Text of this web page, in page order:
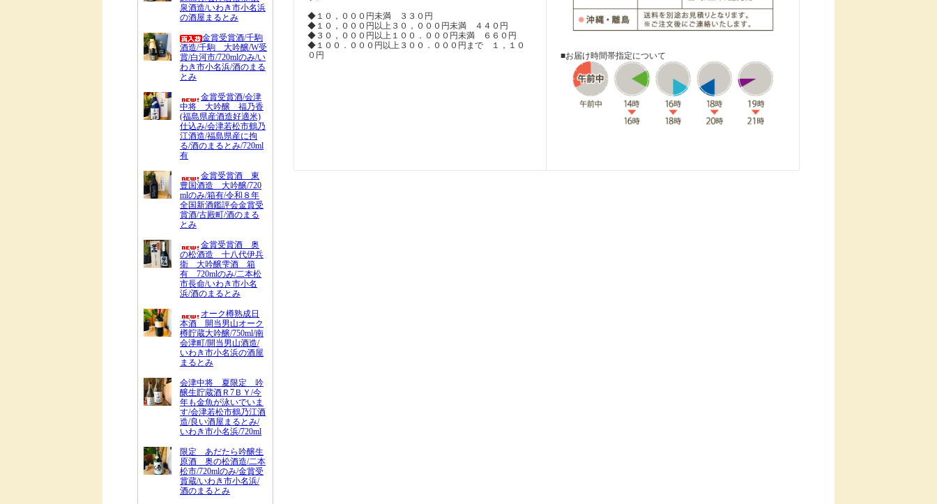
泉酒造/いわき市小名浜
の酒屋まるとみ
金賞受賞酒/千駒
酒造/千駒 大吟醸/W受
賞/白河市/720mlのみ/い
わき市小名浜/酒のまる
とみ
金賞受賞酒/会津
中将 大吟醸 福乃香
(福島県産酒造好適米)
仕込み/会津若松市鶴乃
江酒造/福島県産に拘
る/酒のまるとみ/720ml
有
金賞受賞酒 東
豊国酒造 大吟醸/720
mlのみ/箱有/令和８年
全国新酒鑑評会金賞受
賞酒/古殿町/酒のまる
とみ
金賞受賞酒 奥
の松酒造 十八代伊兵
衛 大吟醸雫酒 箱
有 720mlのみ/二本松
市長命/いわき市小名
浜/酒のまるとみ
オーク樽熟成日
本酒 開当男山オーク
樽貯蔵大吟醸/750ml/南
会津町/開当男山酒造/
いわき市小名浜の酒屋
まるとみ
会津中将 夏限定 吟
醸生貯蔵酒Ｒ7ＢＹ/今
年も金魚が泳いでいま
す/会津若松市鶴乃江酒
造/良い酒屋まるとみ/
いわき市小名浜/720ml
限定 あだたら吟醸生
原酒 奥の松酒造/二本
松市/720mlのみ/金賞受
賞蔵/いわき市小名浜/
酒のまるとみ
◆１０，０００円未満 ３３０円
◆１０，０００円以上３０，０００円未満 ４４０円
◆３０，０００円以上１００．０００円未満 ６６０円
◆１００．０００円以上３００．０００円まで １，１０
０円
■お届け時間帯指定について